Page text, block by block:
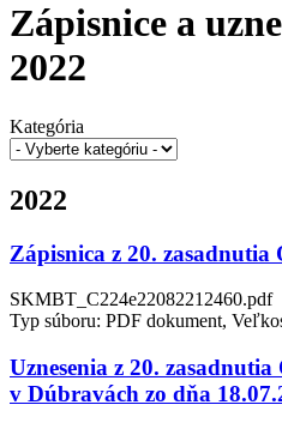
Zápisnice a
2022
Kategória
2022
Zápisnica z 20. zasadnutia
SKMBT_C224e22082212460.pdf
Typ súboru: PDF dokument,
Uznesenia z 20.
v Dúbravách zo dňa